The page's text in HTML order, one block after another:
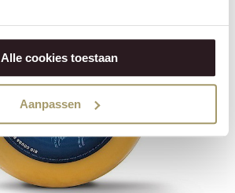
Alle cookies toestaan
Aanpassen